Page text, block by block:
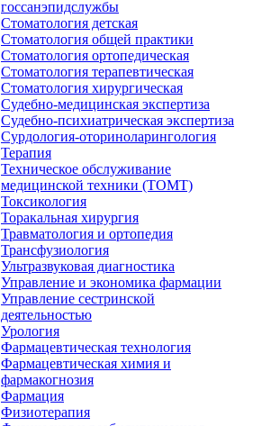
госсанэпидслужбы
Стоматология детская
Стоматология общей практики
Стоматология ортопедическая
Стоматология терапевтическая
Стоматология хирургическая
Судебно-медицинская экспертиза
Судебно-психиатрическая экспертиза
Сурдология-оториноларингология
Терапия
Техническое обслуживание
медицинской техники (ТОМТ)
Токсикология
Торакальная хирургия
Травматология и ортопедия
Трансфузиология
Ультразвуковая диагностика
Управление и экономика фармации
Управление сестринской
деятельностью
Урология
Фармацевтическая технология
Фармацевтическая химия и
фармакогнозия
Фармация
Физиотерапия